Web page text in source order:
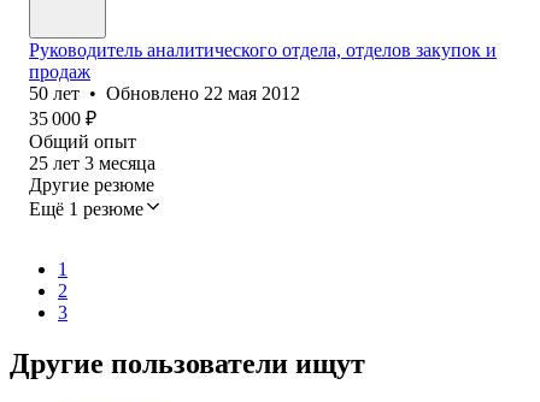
Руководитель аналитического отдела, отделов закупок и
продаж
50 лет • Обновлено 22 мая 2012
35 000 ₽
Общий опыт
25 лет 3 месяца
Другие резюме
Ещё 1 резюме
1
2
3
Другие пользователи ищут